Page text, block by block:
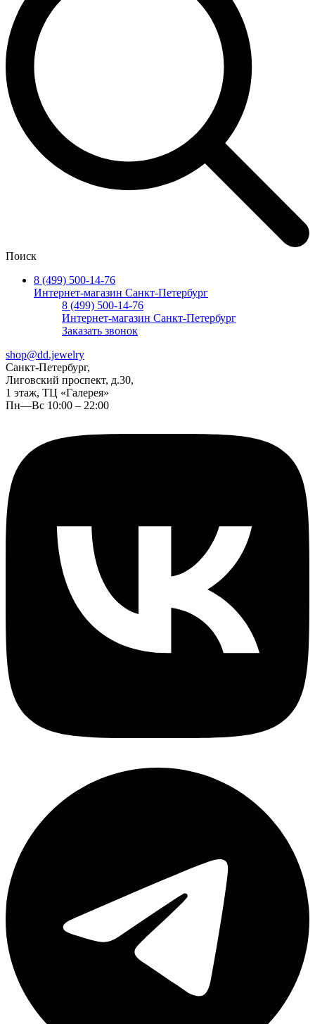
Поиск
8 (499) 500-14-76
Интернет-магазин Санкт-Петербург
8 (499) 500-14-76
Интернет-магазин Санкт-Петербург
Заказать звонок
shop@dd.jewelry
Санкт-Петербург,
Лиговский проспект, д.30,
1 этаж, ТЦ «Галерея»
Пн—Вс 10:00 – 22:00